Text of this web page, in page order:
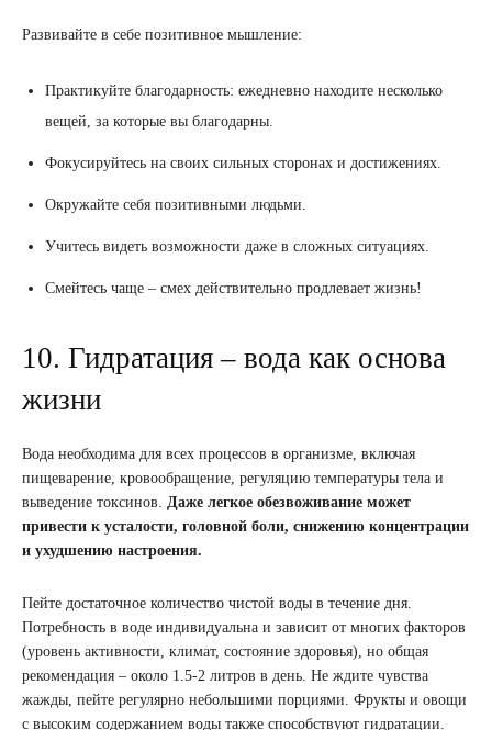
Развивайте в себе позитивное мышление:
Практикуйте благодарность: ежедневно находите несколько
вещей, за которые вы благодарны.
Фокусируйтесь на своих сильных сторонах и достижениях.
Окружайте себя позитивными людьми.
Учитесь видеть возможности даже в сложных ситуациях.
Смейтесь чаще – смех действительно продлевает жизнь!
10. Гидратация – вода как основа
жизни
Вода необходима для всех процессов в организме, включая
пищеварение, кровообращение, регуляцию температуры тела и
выведение токсинов. Даже легкое обезвоживание может
привести к усталости, головной боли, снижению концентрации
и ухудшению настроения.
Пейте достаточное количество чистой воды в течение дня.
Потребность в воде индивидуальна и зависит от многих факторов
(уровень активности, климат, состояние здоровья), но общая
рекомендация – около 1.5-2 литров в день. Не ждите чувства
жажды, пейте регулярно небольшими порциями. Фрукты и овощи
с высоким содержанием воды также способствуют гидратации.